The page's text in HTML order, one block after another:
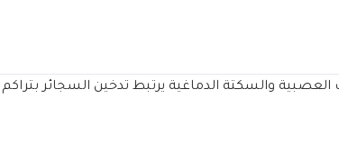
والسكتة الدماغية يرتبط تدخين السجائر